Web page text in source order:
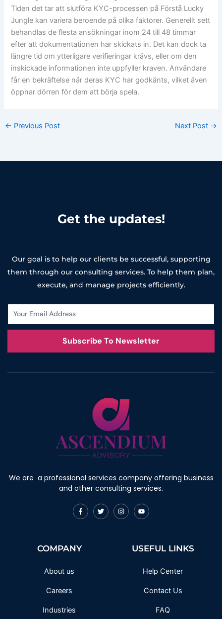
Tiden det tar att slutföra KYC-processen på Förstå Lucky
Jungle kan variera beroende på olika faktorer. Generellt sett
behandlas de flesta ansökningar inom 24 till 48 timmar
efter att dokumentationen har skickats in. Det kan dock ta
längre tid om ytterligare verifieringar krävs, eller om den
inskickade informationen inte uppfyller kraven. Användare
får en bekräftelse när deras KYC har godkänts, vilket även
öppnar dörren för dem att börja spela.
← Previous Post Next Post →
Get the updates!
Our goal is to help our clients be successful, supporting
them through our consulting services. To help them plan,
execute, and manage projects efficiently.
Subscribe To Newsletter
We are a professional services company offering business
and other consulting services.
F
a
o
T
w
I
n
Y
o
e
COMPANY
About us
Careers
Industries
USEFUL LINKS
Help Center
Contact Us
FAQ